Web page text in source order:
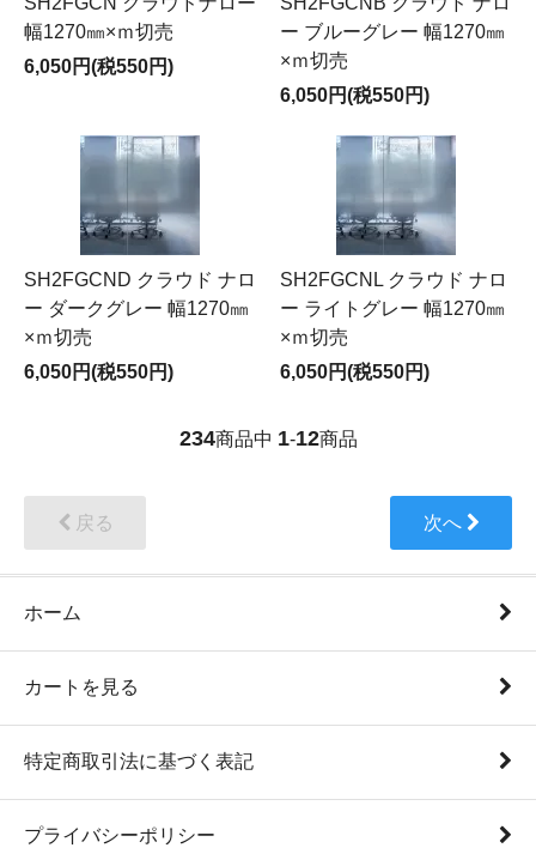
幅1270㎜×ｍ切売
6,050円(税550円)
ー ブルーグレー 幅1270㎜
×ｍ切売
6,050円(税550円)
SH2FGCND クラウド ナロ
ー ダークグレー 幅1270㎜
×ｍ切売
6,050円(税550円)
SH2FGCNL クラウド ナロ
ー ライトグレー 幅1270㎜
×ｍ切売
6,050円(税550円)
234商品中 1-12商品
戻る 次へ
ホーム
カートを見る
特定商取引法に基づく表記
プライバシーポリシー